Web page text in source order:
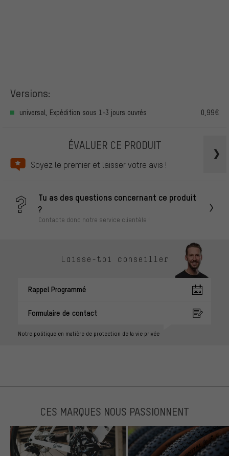
Versions:
universal, Expédition sous 1-3 jours ouvrés 0,99€
ÉVALUER CE PRODUIT
Soyez le premier et laisser votre avis !
Tu as des questions concernant ce produit
?
Contacte donc notre service clientèle !
Laisse-toi conseiller
Rappel Programmé
Formulaire de contact
Notre politique en matière de protection de la vie privée
CES MARQUES NOUS PASSIONNENT